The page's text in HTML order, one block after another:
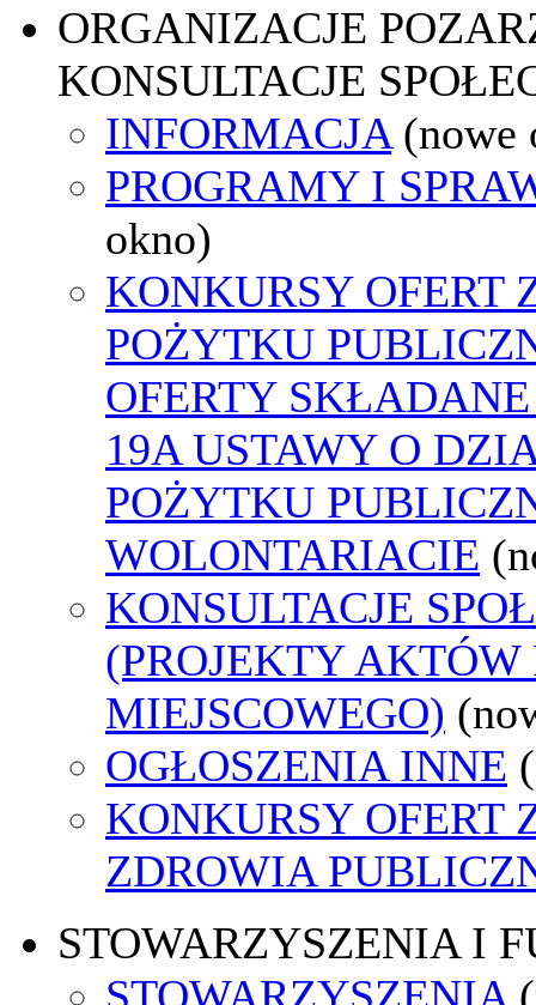
ORGANIZACJE
KONSULTACJE
INFORMACJA (nowe
PROGRAMY I
okno)
KONKURSY OFERT
POŻYTKU
OFERTY
19A USTAWY O
POŻYTKU
WOLONTARIACIE
KONSULTACJE
(PROJEKTY AKTÓW
MIEJSCOWEGO)
OGŁOSZENIA INNE
KONKURSY OFERT
ZDROWIA
STOWARZYSZENIA I